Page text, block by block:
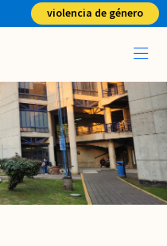
violencia de género